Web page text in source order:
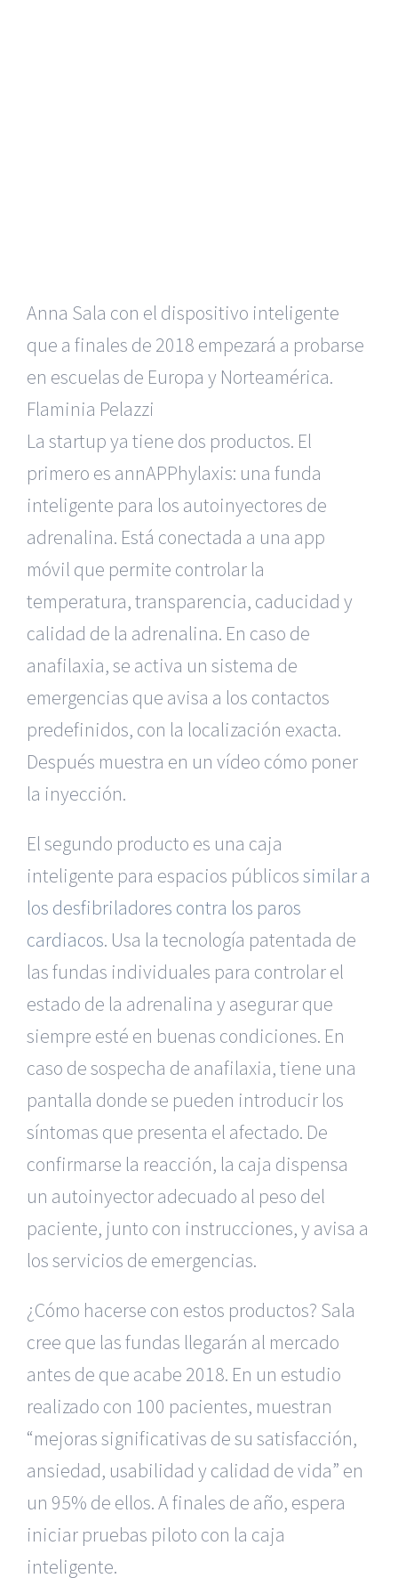
Anna Sala con el dispositivo inteligente
que a finales de 2018 empezará a probarse
en escuelas de Europa y Norteamérica.
Flaminia Pelazzi
La startup ya tiene dos productos. El
primero es annAPPhylaxis: una funda
inteligente para los autoinyectores de
adrenalina. Está conectada a una app
móvil que permite controlar la
temperatura, transparencia, caducidad y
calidad de la adrenalina. En caso de
anafilaxia, se activa un sistema de
emergencias que avisa a los contactos
predefinidos, con la localización exacta.
Después muestra en un vídeo cómo poner
la inyección.
El segundo producto es una caja
inteligente para espacios públicossimilar a
los desfibriladores contra los paros
cardiacos. Usa la tecnología patentada de
las fundas individuales para controlar el
estado de la adrenalina y asegurar que
siempre esté en buenas condiciones. En
caso de sospecha de anafilaxia, tiene una
pantalla donde se pueden introducir los
síntomas que presenta el afectado. De
confirmarse la reacción, la caja dispensa
un autoinyector adecuado al peso del
paciente, junto con instrucciones, y avisa a
los servicios de emergencias.
¿Cómo hacerse con estos productos? Sala
cree que las fundas llegarán al mercado
antes de que acabe 2018. En un estudio
realizado con 100 pacientes, muestran
“mejoras significativas de su satisfacción,
ansiedad, usabilidad y calidad de vida” en
un 95% de ellos. A finales de año, espera
iniciar pruebas piloto con la caja
inteligente.
|Reclamación de Accidentes en Alicante| Reclamación
de Accidentes en Madrid| BGD Abogados Madrid